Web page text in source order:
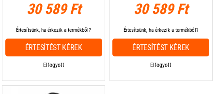
30 589 Ft
Elfogyott
Értesítsünk, ha érkezik a termékből?
ÉRTESÍTÉST KÉREK
30 589 Ft
Elfogyott
Értesítsünk, ha érkezik a termékből?
ÉRTESÍTÉST KÉREK